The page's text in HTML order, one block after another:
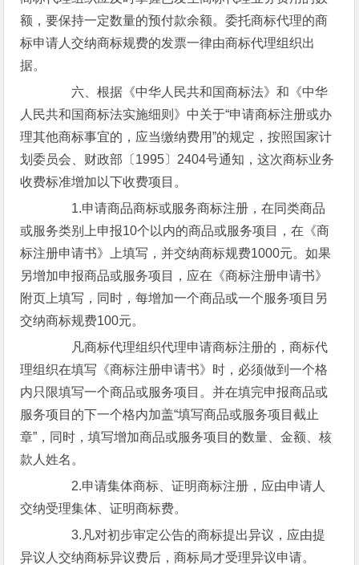
额，要保持一定数量的预付款余额。委托商标代理的商
标申请人交纳商标规费的发票一律由商标代理组织出
据。
六、根据《中华人民共和国商标法》和《中华
人民共和国商标法实施细则》中关于“申请商标注册或办
理其他商标事宜的，应当缴纳费用”的规定，按照国家计
划委员会、财政部〔1995〕2404号通知，这次商标业务
收费标准增加以下收费项目。
1.申请商品商标或服务商标注册，在同类商品
或服务类别上申报10个以内的商品或服务项目，在《商
标注册申请书》上填写，并交纳商标规费1000元。如果
另增加申报商品或服务项目，应在《商标注册申请书》
附页上填写，同时，每增加一个商品或一个服务项目另
交纳商标规费100元。
凡商标代理组织代理申请商标注册的，商标代
理组织在填写《商标注册申请书》时，必须做到一个格
内只限填写一个商品或服务项目。并在填完申报商品或
服务项目的下一个格内加盖“填写商品或服务项目截止
章”，同时，填写增加商品或服务项目的数量、金额、核
款人姓名。
2.申请集体商标、证明商标注册，应由申请人
交纳受理集体、证明商标费。
3.凡对初步审定公告的商标提出异议，应由提
异议人交纳商标异议费后，商标局才受理异议申请。